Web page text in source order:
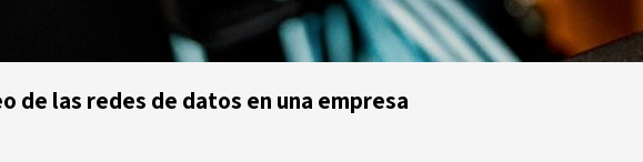
de las redes de datos en una empresa